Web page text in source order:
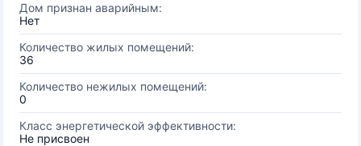
Дом признан аварийным:
Нет
Количество жилых помещений:
36
Количество нежилых помещений:
0
Класс энергетической эффективности:
Не присвоен